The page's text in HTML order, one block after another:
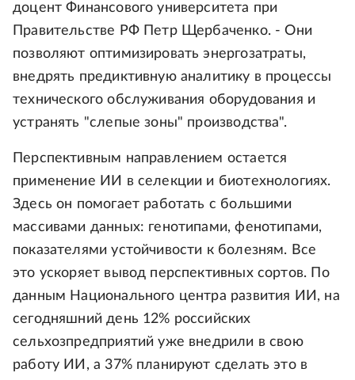
доцент Финансового университета при
Правительстве РФ Петр Щербаченко. - Они
позволяют оптимизировать энергозатраты,
внедрять предиктивную аналитику в процессы
технического обслуживания оборудования и
устранять "слепые зоны" производства".
Перспективным направлением остается
применение ИИ в селекции и биотехнологиях.
Здесь он помогает работать с большими
массивами данных: генотипами, фенотипами,
показателями устойчивости к болезням. Все
это ускоряет вывод перспективных сортов. По
данным Национального центра развития ИИ, на
сегодняшний день 12% российских
сельхозпредприятий уже внедрили в свою
работу ИИ, а 37% планируют сделать это в